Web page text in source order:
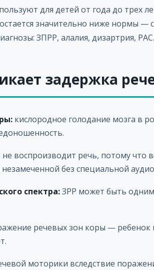
для детей от года до трех
значительно ниже нормы —
ЗПРР, алалия, дизартрия, РАС.
задержка
кислородное голодание мозга в
не воспроизводит речь, потому что
без специальной
спектра:ЗРР может быть
речевых зон коры —
моторики вследствие